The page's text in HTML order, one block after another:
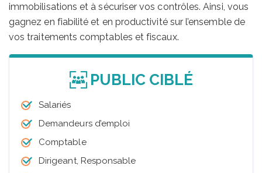
immobilisations et à sécuriser vos contrôles. Ainsi, vous
gagnez en fiabilité et en productivité sur l’ensemble de
vos traitements comptables et fiscaux.
PUBLIC CIBLÉ
Salariés
Demandeurs d’emploi
Comptable
Dirigeant, Responsable